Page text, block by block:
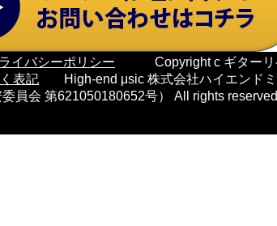
イバシーポリシー
表記
Copyright c ギター
High-end μsic 株式会社ハイエンド
員会 第621050180652号） All rights